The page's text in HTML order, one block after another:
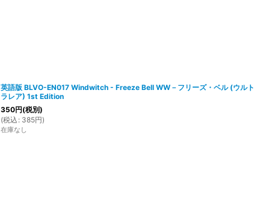
英語版 BLVO-EN017 Windwitch - Freeze Bell WW－フリーズ・ベル (ウルト
ラレア) 1st Edition
350円(税別)
(税込 : 385円)
在庫なし